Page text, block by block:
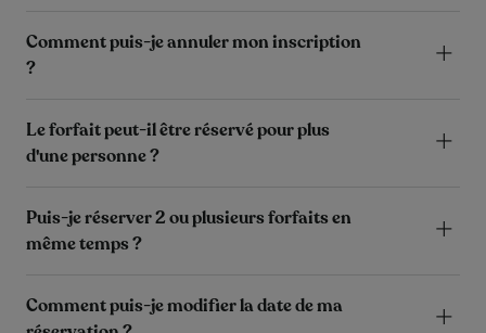
Comment puis-je annuler mon inscription
?
Le forfait peut-il être réservé pour plus
d'une personne ?
Puis-je réserver 2 ou plusieurs forfaits en
même temps ?
Comment puis-je modifier la date de ma